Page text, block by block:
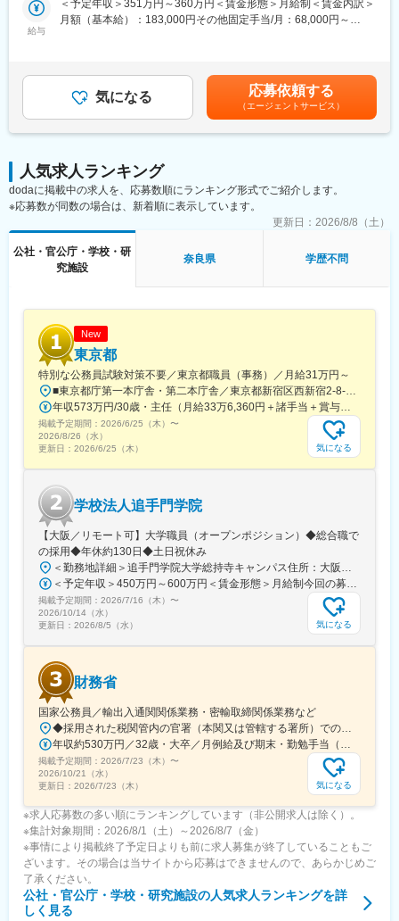
・16時から自由保育
・18時延長保育
・9時 外遊び
・10時 朝の会や設定保育
・11時 漢字絵本やワーク
・13時 午睡
・14時 設定保育
・15時 おやつ
・16時 自由保育
・18時 延長保育
・19時 終了
前教育
勤務。土曜日：8:00～17:00（4週間に一度） ※延長保育あり
（7：00から／19：00まで）
＜クラス＞「０～１歳」「２歳」「３～５歳」に分かれます。
指します。将来的には、主幹教諭や副主幹教諭として教育指導の
改善及び充実する業務に携わっていただきます。20代から管理職
としてご活躍されている方もいらっしゃいます。
学園前学園は30名の保育教諭がいます。30～50代：15名、26～
29歳：11名、20～24歳：4名
充実した研修制度があります。そのため、保育士としての経験が
無い方やブランクのある方でも安心してご活躍いただけます。
■一日のスケジュール
〇0～1歳と2歳：
・７時 登校
・９時 朝の会とおやつ
・10時 外遊びなどの設定保育
・15時帰りの会とおやつ
・16時から自由保育
・18時延長保育
・19時終了
〇3～5歳：
・7時 登園
・9時 外遊び
・10時 朝の会や設定保育
・13時 午睡
・14時 設定保育
・15時 おやつ
・16時 自由保育
・18時 延長保育
・19時 終了
給与
＜予定年収＞351万円～360万円＜賃金形態＞月給制＜賃金内訳＞
月額（基本給）：183,000円その他固定手当/月：68,000円～
当8,000円・処遇改善Ⅰ手当20,000円・処遇改善Ⅱ手当20,000
円・処遇改善Ⅲ手当10,000円・四大卒手当9,000円）賃金はあく
までも目安の金額であり、選考を通じて上下する可能性がありま
す。月給(月額)は固定手当を含めた表記です。
気になる 応募依頼する
（エージェントサービス）
人気求人ランキング
dodaに掲載中の求人を、応募数順にランキング形式でご紹介します。
※応募数が同数の場合は、新着順に表示しています。
更新日： 2026/8/8（土）
公社・官公庁・学校・研
究施設
奈良県 学歴不問
New
東京都
特別な公務員試験対策不要／東京都職員（事務）／月給31万円～
掲載予定期間： 2026/6/25（木） 〜
2026/8/26（水）
更新日： 2026/6/25（木） 気になる
学校法人追手門学院
【大阪／リモート可】大学職員（オープンポジション）◆総合職で
の採用◆年休約130日◆土日祝休み
掲載予定期間： 2026/7/16（木） 〜
2026/10/14（水）
更新日： 2026/8/5（水） 気になる
財務省
国家公務員／輸出入通関関係業務・密輸取締関係業務など
掲載予定期間： 2026/7/23（木） 〜
2026/10/21（水）
更新日： 2026/7/23（木） 気になる
※求人応募数の多い順にランキングしています（非公開求人は除く）。
※集計対象期間：2026/8/1（土）～2026/8/7（金）
※事情により掲載終了予定日よりも前に求人募集が終了していることもご
ざいます。その場合は当サイトから応募はできませんので、あらかじめご
了承ください。
公社・官公庁・学校・研究施設の人気求人ランキングを詳
しく見る